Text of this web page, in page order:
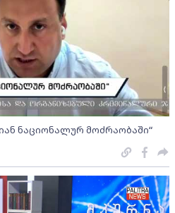
ნაციონალურ მოძრაობაში“